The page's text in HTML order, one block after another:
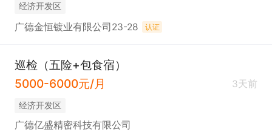
经济开发区
广德金恒镀业有限公司23-28 认证
巡检（五险+包食宿）
5000-6000元/月
3天前
经济开发区
广德亿盛精密科技有限公司